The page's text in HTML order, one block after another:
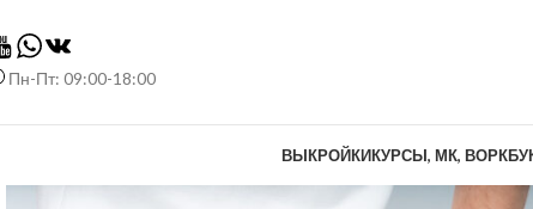
Пн-Пт: 09:00-18:00
ВЫКРОЙКИКУРСЫ, МК,